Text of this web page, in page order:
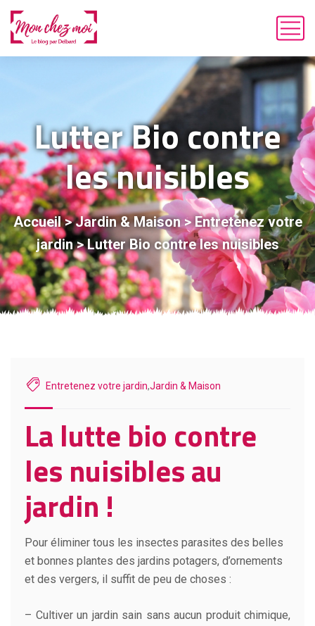
Lutter Bio contre
les nuisibles
Accueil>Jardin & Maison>Entretenez votre
jardin>Lutter Bio contre les nuisibles
Entretenez votre jardin,Jardin & Maison
La lutte bio contre
les nuisibles au
jardin !
Pour éliminer tous les insectes parasites des belles
et bonnes plantes des jardins potagers, d’ornements
et des vergers, il suffit de peu de choses :
– Cultiver un jardin sain sans aucun produit chimique,